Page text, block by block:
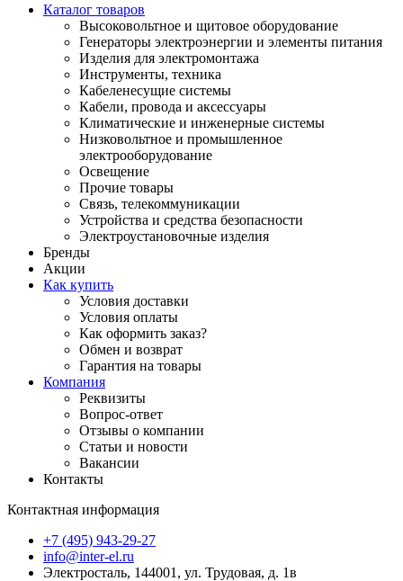
Каталог товаров
Высоковольтное и щитовое оборудование
Генераторы электроэнергии и элементы питания
Изделия для электромонтажа
Инструменты, техника
Кабеленесущие системы
Кабели, провода и аксессуары
Климатические и инженерные системы
Низковольтное и промышленное
электрооборудование
Освещение
Прочие товары
Связь, телекоммуникации
Устройства и средства безопасности
Электроустановочные изделия
Бренды
Акции
Как купить
Условия доставки
Условия оплаты
Как оформить заказ?
Обмен и возврат
Гарантия на товары
Компания
Реквизиты
Вопрос-ответ
Отзывы о компании
Статьи и новости
Вакансии
Контакты
Контактная информация
+7 (495) 943-29-27
info@inter-el.ru
Электросталь, 144001, ул. Трудовая, д. 1в